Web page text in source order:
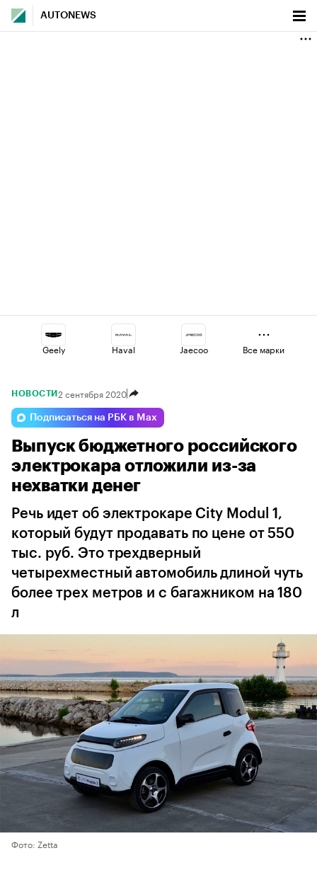
AUTONEWS
Geely Haval Jaecoo
Voyah Changan
Volga Lada Esteo
Все марки
НОВОСТИ 2 сентября 2020
Подписаться на РБК в Max
Выпуск бюджетного российского
электрокара отложили из-за
нехватки денег
Речь идет об электрокаре City Modul 1,
который будут продавать по цене от 550
тыс. руб. Это трехдверный
четырехместный автомобиль длиной чуть
более трех метров и с багажником на 180
л
Фото: Zetta